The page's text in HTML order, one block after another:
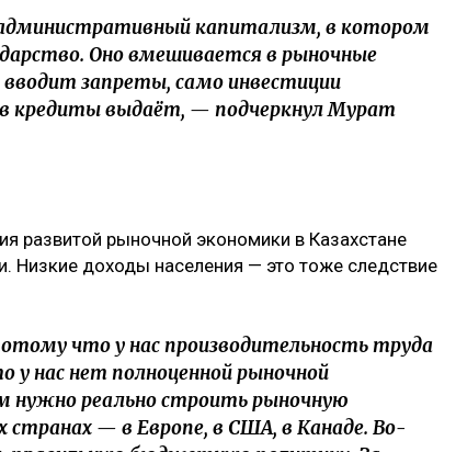
капитализм, в котором
Оно вмешивается в рыночные
запреты, само инвестиции
кредиты выдаёт, — подчеркнул Мурат
развитой рыночной экономики в Казахстане
Низкие доходы населения — это тоже следствие
что у нас производительность труда
у нас нет полноценной рыночной
нужно реально строить рыночную
странах — в Европе, в США, в Канаде. Во-